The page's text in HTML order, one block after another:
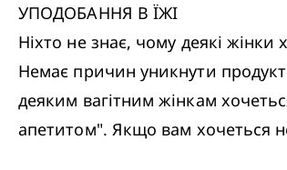
УПОДОБАННЯ В ЇЖІ
Ніхто не знає, чому деякі жінки
Немає причин уникнути
деяким вагітним жінкам
апетитом". Якщо вам хочеться